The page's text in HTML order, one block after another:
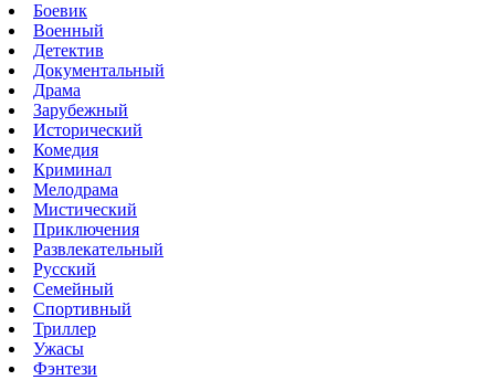
Боевик
Военный
Детектив
Документальный
Драма
Зарубежный
Исторический
Комедия
Криминал
Мелодрама
Мистический
Приключения
Развлекательный
Русский
Семейный
Спортивный
Триллер
Ужасы
Фэнтези